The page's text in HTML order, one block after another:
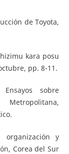
de Toyota,
kara posu
pp. 8-11.
sobre
organización y
Corea del Sur